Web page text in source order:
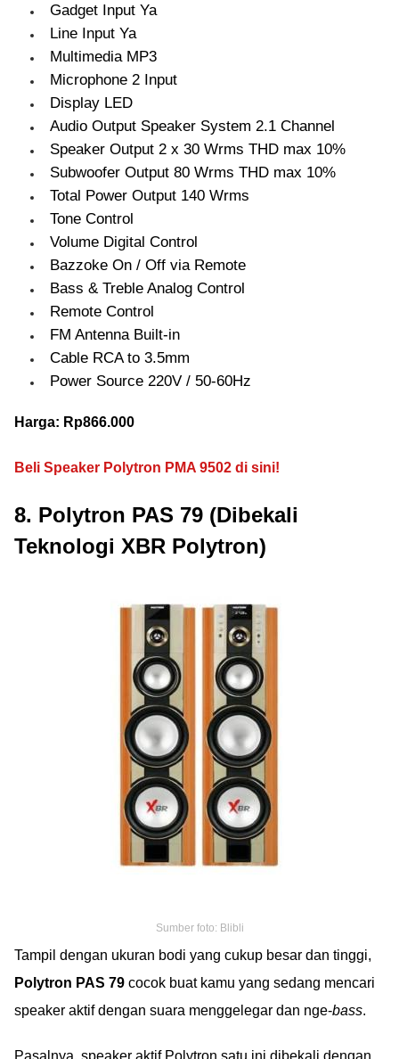
Gadget Input Ya
Line Input Ya
Multimedia MP3
Microphone 2 Input
Display LED
Audio Output Speaker System 2.1 Channel
Speaker Output 2 x 30 Wrms THD max 10%
Subwoofer Output 80 Wrms THD max 10%
Total Power Output 140 Wrms
Tone Control
Volume Digital Control
Bazzoke On / Off via Remote
Bass & Treble Analog Control
Remote Control
FM Antenna Built-in
Cable RCA to 3.5mm
Power Source 220V / 50-60Hz
Harga: Rp866.000
Beli Speaker Polytron PMA 9502 di sini!
8. Polytron PAS 79 (Dibekali
Teknologi XBR Polytron)
Sumber foto: Blibli
Tampil dengan ukuran bodi yang cukup besar dan tinggi,
Polytron PAS 79 cocok buat kamu yang sedang mencari
speaker aktif dengan suara menggelegar dan nge-bass.